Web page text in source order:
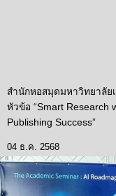
สำนักหอสมุดมหาวิทยาลัย
หัวข้อ “Smart Research
Publishing Success”
04 ธ.ค. 2568